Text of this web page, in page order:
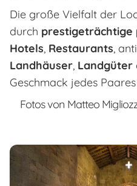
Die große Vielfalt der
durch prestigeträchtige
Hotels, Restaurants,
Landhäuser, Landgüter
Geschmack jedes
Fotos von Matteo